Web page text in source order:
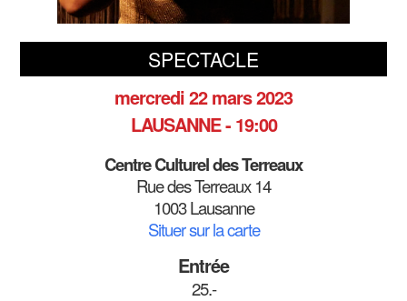
SPECTACLE
mercredi 22 mars 2023
LAUSANNE - 19:00
Centre Culturel des Terreaux
Rue des Terreaux 14
1003 Lausanne
Situer sur la carte
Entrée
25.-